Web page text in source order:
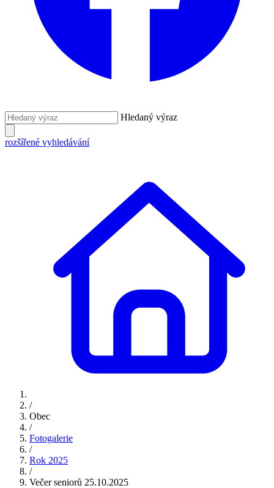
Hledaný výraz
rozšířené vyhledávání
/
Obec
/
Fotogalerie
/
Rok 2025
/
Večer seniorů 25.10.2025